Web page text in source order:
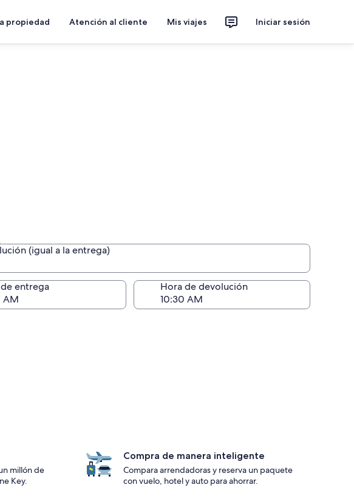
propiedad Atención al cliente Mis viajes Iniciar sesión
(igual a la entrega)
(igual a la entrega)
entrega Hora de devolución
millón de
Key.
Compra de manera inteligente
Compara arrendadoras y reserva un paquete
con vuelo, hotel y auto para ahorrar.